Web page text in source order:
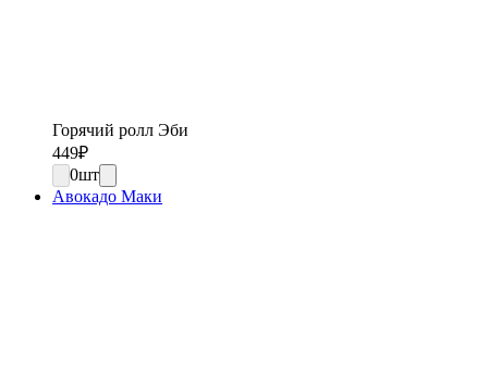
Горячий ролл Эби
449₽
0шт
Авокадо Маки